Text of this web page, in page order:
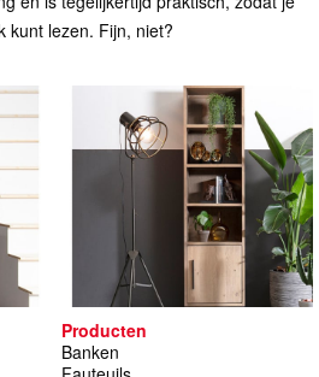
kunt lezen. Fijn, niet?
Producten
Banken